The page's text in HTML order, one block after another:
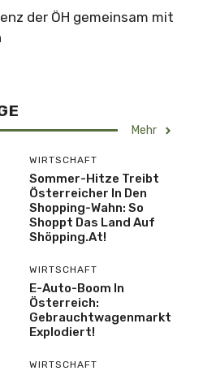
der ÖH gemeinsam mit
Mehr
WIRTSCHAFT
Sommer-Hitze Treibt
Österreicher In Den
Shopping-Wahn: So
Shoppt Das Land Auf
Shöpping.at!
WIRTSCHAFT
E-Auto-Boom In
Österreich:
Gebrauchtwagenmarkt
Explodiert!
WIRTSCHAFT